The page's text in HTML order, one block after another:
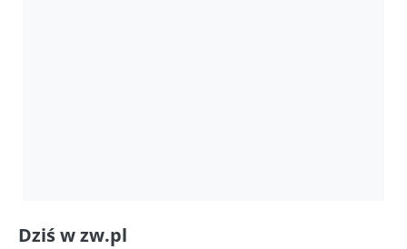
Dziś w zw.pl